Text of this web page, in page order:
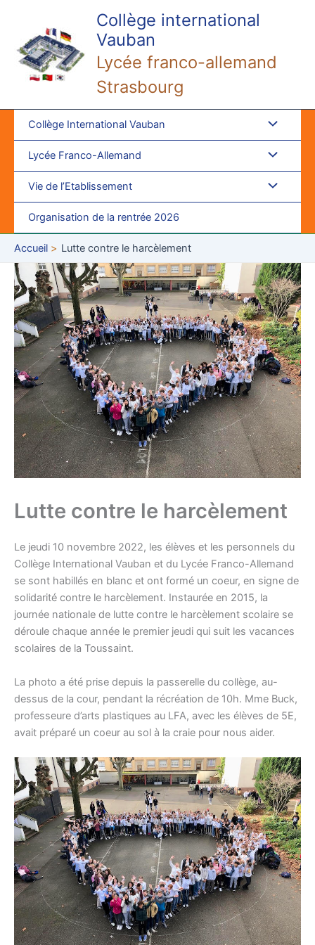
contenu
Collège international
Vauban
Lycée franco-allemand
Strasbourg
Collège International Vauban
Lycée Franco-Allemand
Vie de l’Etablissement
Organisation de la rentrée 2026
Accueil Lutte contre le harcèlement
Lutte contre le harcèlement
Le jeudi 10 novembre 2022, les élèves et les personnels du
Collège International Vauban et du Lycée Franco-Allemand
se sont habillés en blanc et ont formé un coeur, en signe de
solidarité contre le harcèlement. Instaurée en 2015, la
journée nationale de lutte contre le harcèlement scolaire se
déroule chaque année le premier jeudi qui suit les vacances
scolaires de la Toussaint.
La photo a été prise depuis la passerelle du collège, au-
dessus de la cour, pendant la récréation de 10h. Mme Buck,
professeure d’arts plastiques au LFA, avec les élèves de 5E,
avait préparé un coeur au sol à la craie pour nous aider.